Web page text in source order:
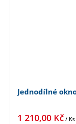
Jednodílné
1 210,00 Kč/ Ks